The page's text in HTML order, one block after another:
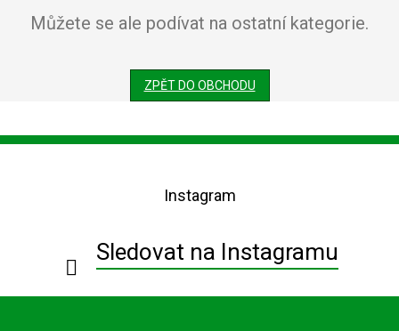
Můžete se ale podívat na ostatní kategorie.
ZPĚT DO OBCHODU
Z
Instagram
Sledovat na Instagramu